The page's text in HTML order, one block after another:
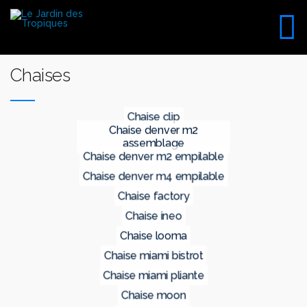
au
contenu
Chaises
chaise clip
chaise denver m2
assemblage
chaise denver m2 empilable
chaise denver m4 empilable
chaise factory
chaise ineo
chaise looma
chaise miami bistrot
chaise miami pliante
chaise moon